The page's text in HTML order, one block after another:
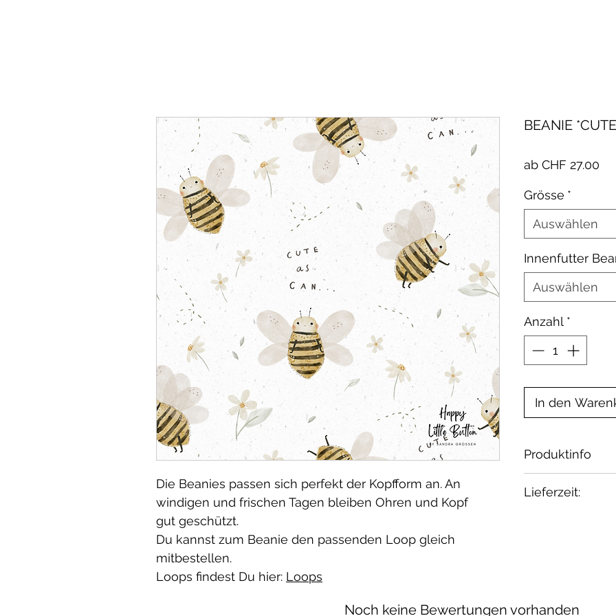
Die Beanies passen sich perfekt der Kopfform an. An
windigen und frischen Tagen bleiben Ohren und Kopf
gut geschützt.
Du kannst zum Beanie den passenden Loop gleich
mitbestellen.
Loops findest Du hier: Loops
BEANIE
ab CHF 27.00
Grösse *
Auswählen
Innenfutter
Auswählen
Anzahl *
In den
Produktinfo
Zertifikat: Oeko
Lieferzeit:
Noch keine Bewertungen vorhanden